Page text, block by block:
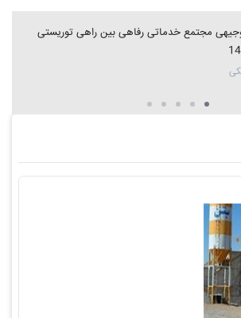
مجتمع خدماتی رفاهی بین راهی توریستی